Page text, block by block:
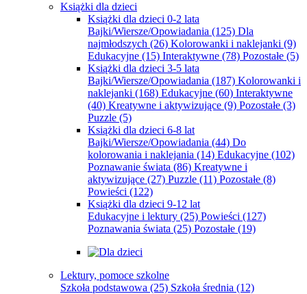
Książki dla dzieci
Książki dla dzieci 0-2 lata
Bajki/Wiersze/Opowiadania (125) Dla
najmłodszych (26) Kolorowanki i naklejanki (9)
Edukacyjne (15) Interaktywne (78) Pozostałe (5)
Książki dla dzieci 3-5 lata
Bajki/Wiersze/Opowiadania (187) Kolorowanki i
naklejanki (168) Edukacyjne (60) Interaktywne
(40) Kreatywne i aktywizujące (9) Pozostałe (3)
Puzzle (5)
Książki dla dzieci 6-8 lat
Bajki/Wiersze/Opowiadania (44) Do
kolorowania i naklejania (14) Edukacyjne (102)
Poznawanie świata (86) Kreatywne i
aktywizujące (27) Puzzle (11) Pozostałe (8)
Powieści (122)
Książki dla dzieci 9-12 lat
Edukacyjne i lektury (25) Powieści (127)
Poznawania świata (25) Pozostałe (19)
Lektury, pomoce szkolne
Szkoła podstawowa (25) Szkoła średnia (12)